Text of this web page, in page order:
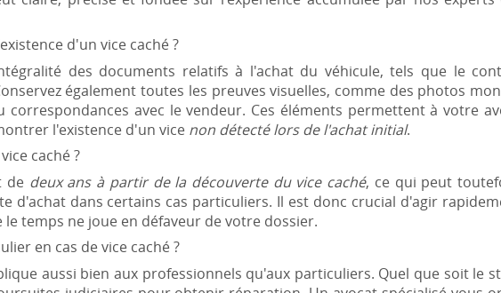
d'un vice caché ?
des documents relatifs à l'achat du véhicule, tels que le
également toutes les preuves visuelles, comme des photos
correspondances avec le vendeur. Ces éléments permettent à votre
l'existence d'un vice non détecté lors de l'achat initial.
caché ?
de deux ans à partir de la découverte du vice caché, ce qui peut
d'achat dans certains cas particuliers. Il est donc crucial d'agir
temps ne joue en défaveur de votre dossier.
en cas de vice caché ?
aussi bien aux professionnels qu'aux particuliers. Quel que soit le